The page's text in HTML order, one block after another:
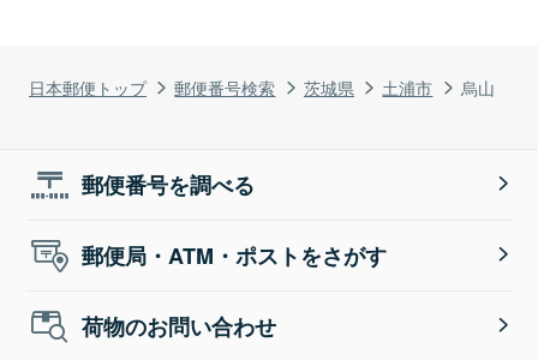
日本郵便トップ 郵便番号検索 茨城県 土浦市 烏山
郵便番号を調べる
郵便局・ATM・ポストをさがす
荷物のお問い合わせ